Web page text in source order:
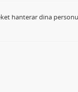
hanterar dina